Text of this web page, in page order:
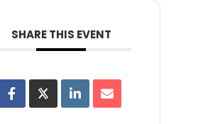
SHARE THIS EVENT